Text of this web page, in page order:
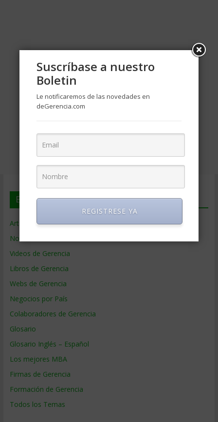
En deGerencia.com
Artículos de Gerencia
Noticias de Gerencia
Videos de Gerencia
Libros de Gerencia
Webs de Gerencia
Negocios por País
Colaboradores de Gerencia
Glosario
Glosario Inglés – Español
Los mejores MBA
Firmas de Gerencia
Formación de Gerencia
Todos los Temas
Suscríbase a nuestro
Boletin
Le notificaremos de las novedades en
deGerencia.com
REGISTRESE YA